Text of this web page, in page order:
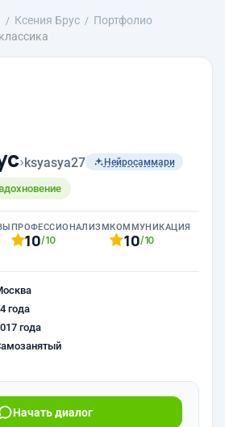
Ксения Брус
Портфолио
›ksyasya27 Нейросаммари
ПРОФЕССИОНАЛИЗМ
10/10
КОММУНИКАЦИЯ
10/10
года
года
Начать диалог